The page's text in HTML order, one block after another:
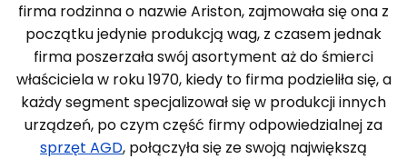
firma rodzinna o nazwie Ariston, zajmowała się ona z
początku jedynie produkcją wag, z czasem jednak
firma poszerzała swój asortyment aż do śmierci
właściciela w roku 1970, kiedy to firma podzieliła się, a
każdy segment specjalizował się w produkcji innych
urządzeń, po czym część firmy odpowiedzialnej za
sprzęt AGD, połączyła się ze swoją największą